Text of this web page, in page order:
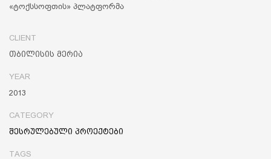
«ტოქსსოფთის» პლატფორმა
CLIENT
თბილისის მერია
YEAR
2013
CATEGORY
შესრულებული პროექტები
TAGS